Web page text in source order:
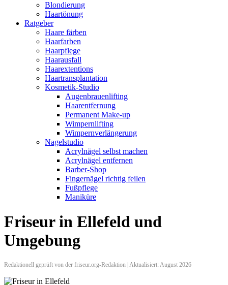
Blondierung
Haartönung
Ratgeber
Haare färben
Haarfarben
Haarpflege
Haarausfall
Haarextentions
Haartransplantation
Kosmetik-Studio
Augenbrauenlifting
Haarentfernung
Permanent Make-up
Wimpernlifting
Wimpernverlängerung
Nagelstudio
Acrylnägel selbst machen
Acrylnägel entfernen
Barber-Shop
Fingernägel richtig feilen
Fußpflege
Maniküre
Friseur in Ellefeld und
Umgebung
Redaktionell geprüft von der friseur.org-Redaktion | Aktualisiert: August 2026